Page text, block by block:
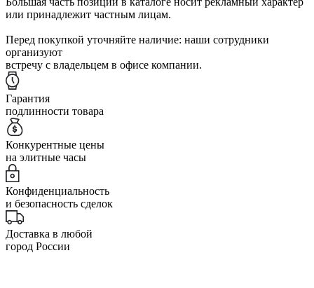
или принадлежит частным лицам.
Перед покупкой уточняйте наличие: наши сотрудники
организуют
встречу с владельцем в офисе компании.
Гарантия
подлинности товара
Конкурентные цены
на элитные часы
Конфиденциальность
и безопасность сделок
Доставка в любой
город России